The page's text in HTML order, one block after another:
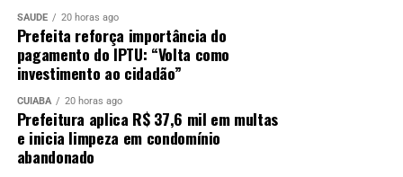
SAÚDE 20 horas ago
Prefeita reforça importância do
pagamento do IPTU: “Volta como
investimento ao cidadão”
CUIABÁ 20 horas ago
Prefeitura aplica R$ 37,6 mil em multas
e inicia limpeza em condomínio
abandonado